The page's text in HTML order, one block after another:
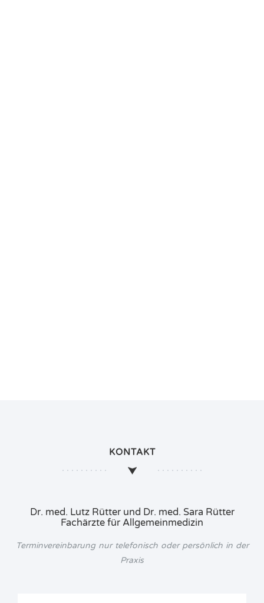
KONTAKT
Dr. med. Lutz Rütter und Dr. med. Sara Rütter
Fachärzte für Allgemeinmedizin
Terminvereinbarung nur telefonisch oder persönlich in der
Praxis